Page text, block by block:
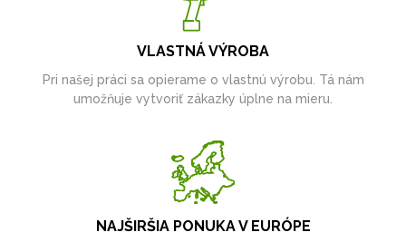
VLASTNÁ VÝROBA
Pri našej práci sa opierame o vlastnú výrobu. Tá nám
umožňuje vytvoriť zákazky úplne na mieru.
NAJŠIRŠIA PONUKA V EURÓPE